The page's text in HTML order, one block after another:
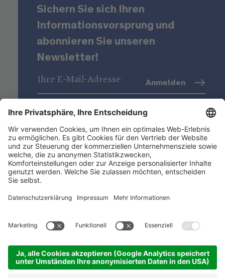
Sichern Sie sich Ihren
Informationsvorsprung und
abonnieren Sie unseren
Newsletter!
Datenschutz (Info)
Anmelden
Niederstätter AG
Standorte
Nützliche Links
Produktsortiment
ACADEMY